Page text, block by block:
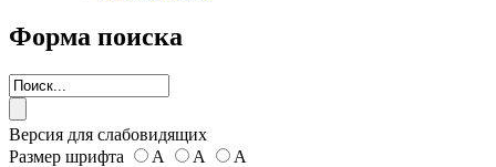
Форма поиска
Версия для слабовидящих
Размер шрифта
А А
А